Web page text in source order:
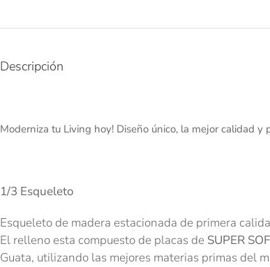
Descripción
Moderniza tu Living hoy! Diseño único, la mejor calidad y
1/3 Esqueleto
Esqueleto de madera estacionada de primera
El relleno esta compuesto de placas de SUPER
Guata, utilizando las mejores materias primas del